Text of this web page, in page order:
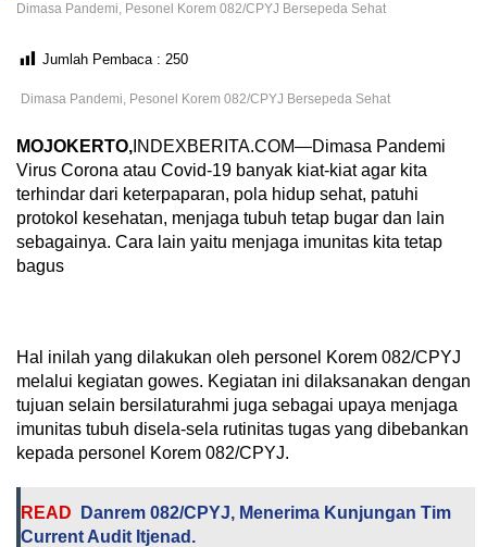
Dimasa Pandemi, Pesonel Korem 082/CPYJ Bersepeda Sehat
Jumlah Pembaca : 250
Dimasa Pandemi, Pesonel Korem 082/CPYJ Bersepeda Sehat
MOJOKERTO, INDEXBERITA.COM—Dimasa Pandemi
Virus Corona atau Covid-19 banyak kiat-kiat agar kita
terhindar dari keterpaparan, pola hidup sehat, patuhi
protokol kesehatan, menjaga tubuh tetap bugar dan lain
sebagainya. Cara lain yaitu menjaga imunitas kita tetap
bagus
Hal inilah yang dilakukan oleh personel Korem 082/CPYJ
melalui kegiatan gowes. Kegiatan ini dilaksanakan dengan
tujuan selain bersilaturahmi juga sebagai upaya menjaga
imunitas tubuh disela-sela rutinitas tugas yang dibebankan
kepada personel Korem 082/CPYJ.
READ
Danrem 082/CPYJ, Menerima Kunjungan Tim
Current Audit Itjenad.